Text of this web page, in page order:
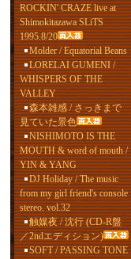
ROCKIN' CRAZE live at
Shimokitazawa SLiTS
1995.8/20
Molder / Equatorial Beans
LORELAI GUMENI /
WHISPERS OF THE
VALLEY
森本雑感 / さっきまで
見ていた景色
NISHIMOTO IS THE
MOUTH & word of mouth /
YIN & YANG
DJ Holiday / The music
from my girl friend's console
stereo. vol.32
触媒夜 / 沈行 (CD-R盤
／2ndエディション)
SOFT / PASSING TONE